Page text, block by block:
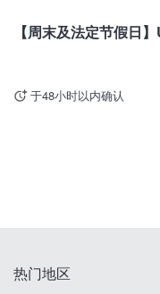
【周末及法定节假日
于48小时以内确认
热门地区